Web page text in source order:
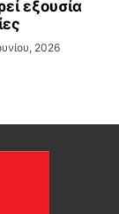
εξουσία
2026